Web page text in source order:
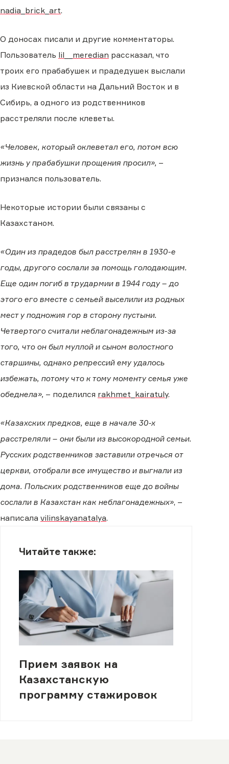
nadia_brick_art.
О доносах писали и другие комментаторы.
Пользователь lil__meredian рассказал, что
троих его прабабушек и прадедушек выслали
из Киевской области на Дальний Восток и в
Сибирь, а одного из родственников
расстреляли после клеветы.
«Человек, который оклеветал его, потом всю
жизнь у прабабушки прощения просил», –
признался пользователь.
Некоторые истории были связаны с
Казахстаном.
«Один из прадедов был расстрелян в 1930-е
годы, другого сослали за помощь голодающим.
Еще один погиб в трудармии в 1944 году – до
этого его вместе с семьей выселили из родных
мест у подножия гор в сторону пустыни.
Четвертого считали неблагонадежным из-за
того, что он был муллой и сыном волостного
старшины, однако репрессий ему удалось
избежать, потому что к тому моменту семья уже
обеднела», – поделился rakhmet_kairatuly.
«Казахских предков, еще в начале 30-х
расстреляли – они были из высокородной семьи.
Русских родственников заставили отречься от
церкви, отобрали все имущество и выгнали из
дома. Польских родственников еще до войны
сослали в Казахстан как неблагонадежных», –
написала vilinskayanatalya.
Читайте также:
Прием заявок на
Казахстанскую
программу стажировок